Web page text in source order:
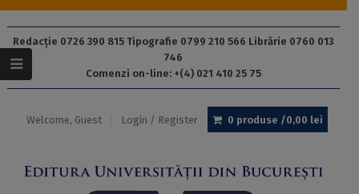
Redacție 0726 390 815 Tipografie 0799 210 566 Librărie 0760 013
746
Comenzi on-line: +(4) 021 410 25 75
Welcome, Guest Login / Register 0 produse /0,00 lei